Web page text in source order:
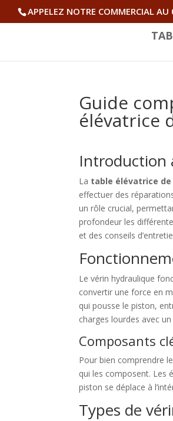
APPELEZ NOTRE COMMERCIAL
Guide
élévatrice
Introduction
La table élévatrice
effectuer des
un rôle crucial,
profondeur les
et des conseils
Le vérin hydraulique
convertir une force en
qui pousse le piston,
charges lourdes avec
Composants
Pour bien comprendre
qui les composent. Les
piston se déplace à
Types de